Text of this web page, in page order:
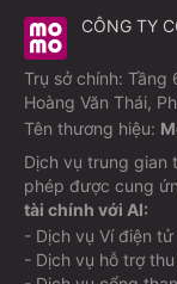
CÔNG TY
Trụ sở chính: Tầng
Hoàng Văn Thái,
Tên thương hiệu:
Dịch vụ trung gian
phép được cung
tài chính với AI:
- Dịch vụ Ví điện tử
- Dịch vụ hỗ trợ